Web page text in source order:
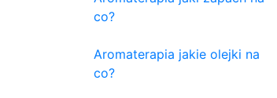
co?
Aromaterapia jakie olejki na
co?